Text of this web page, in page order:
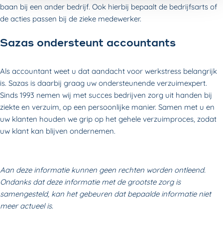
baan bij een ander bedrijf. Ook hierbij bepaalt de bedrijfsarts of
de acties passen bij de zieke medewerker.
Sazas ondersteunt accountants
Als accountant weet u dat aandacht voor werkstress belangrijk
is. Sazas is daarbij graag uw ondersteunende verzuimexpert.
Sinds 1993 nemen wij met succes bedrijven zorg uit handen bij
ziekte en verzuim, op een persoonlijke manier. Samen met u en
uw klanten houden we grip op het gehele verzuimproces, zodat
uw klant kan blijven ondernemen.
Aan deze informatie kunnen geen rechten worden ontleend.
Ondanks dat deze informatie met de grootste zorg is
samengesteld, kan het gebeuren dat bepaalde informatie niet
meer actueel is.